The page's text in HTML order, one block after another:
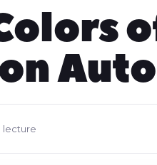
lecture